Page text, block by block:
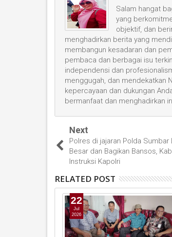
Salam hangat
yang
objektif, dan
menghadirkan berita yang
membangun kesadaran dan
pembaca dan berbagai isu
independensi dan
menggugah, dan mendekatkan
kepercayaan dan dukungan
bermanfaat dan menghadirkan
Next
Polres di jajaran Polda Sumbar
Besar dan Bagikan Bansos,
Instruksi Kapolri
RELATED POST
22
Jul
2026